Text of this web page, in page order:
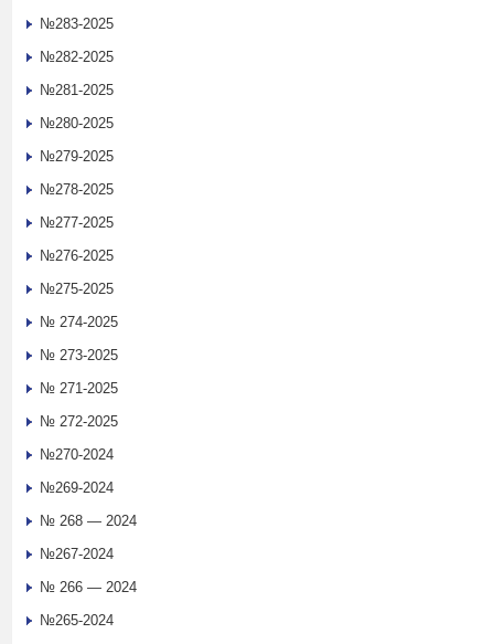
№283-2025
№282-2025
№281-2025
№280-2025
№279-2025
№278-2025
№277-2025
№276-2025
№275-2025
№ 274-2025
№ 273-2025
№ 271-2025
№ 272-2025
№270-2024
№269-2024
№ 268 — 2024
№267-2024
№ 266 — 2024
№265-2024